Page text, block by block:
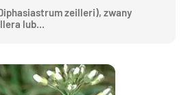
zeilleri), zwany
lub...